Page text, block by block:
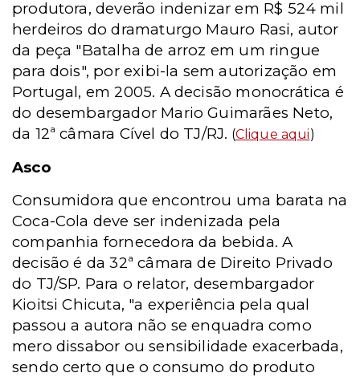
produtora, deverão indenizar em R$ 524 mil
herdeiros do dramaturgo Mauro Rasi, autor
da peça "Batalha de arroz em um ringue
para dois", por exibi-la sem autorização em
Portugal, em 2005. A decisão monocrática é
do desembargador Mario Guimarães Neto,
da 12ª câmara Cível do TJ/RJ. (Clique aqui)
Asco
Consumidora que encontrou uma barata na
Coca-Cola deve ser indenizada pela
companhia fornecedora da bebida. A
decisão é da 32ª câmara de Direito Privado
do TJ/SP. Para o relator, desembargador
Kioitsi Chicuta, "a experiência pela qual
passou a autora não se enquadra como
mero dissabor ou sensibilidade exacerbada,
sendo certo que o consumo do produto